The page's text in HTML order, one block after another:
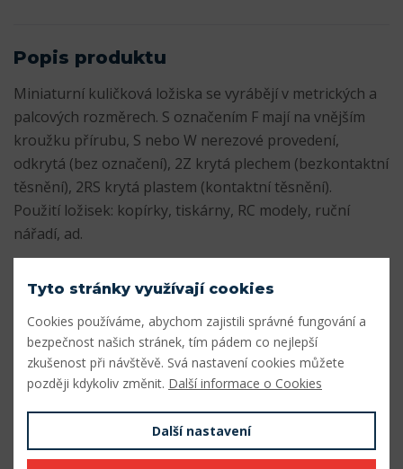
Popis produktu
Miniaturní kuličková ložiska se vyrábějí v metrických a
palcových rozměrech. S označením F mají na vnějším
kroužku přírubu, S nebo W nerezové provedení,
odkrytá (bez označení), 2Z krytá plechem (bezkontaktní
těsnění), 2RS krytá plastem (kontaktní těsnění).
Použití ložisek: kopírky, tiskárny, RC modely, ruční
nářadí, ad.
Dokumenty
Katalog_miniaturnich_lozisek.pdf Stáhnout
Parametry
Vnitřní průměr (mm) 4
Šířka (mm) 4
Tyto stránky využívají cookies
Cookies používáme, abychom zajistili správné fungování a
bezpečnost našich stránek, tím pádem co nejlepší
zkušenost při návštěvě. Svá nastavení cookies můžete
později kdykoliv změnit. Další informace o Cookies
Další nastavení